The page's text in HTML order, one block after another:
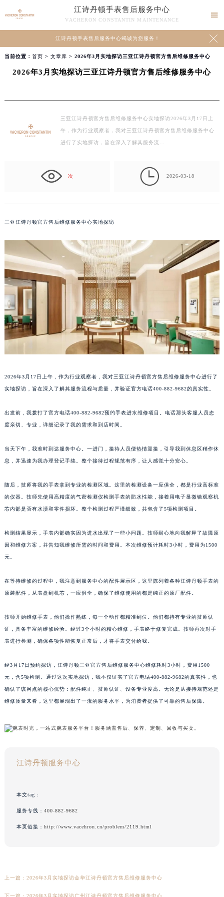
江诗丹顿手表售后服务中心
VACHERON CONSTANTIN MAINTENANCE

江诗丹顿手表售后服务中心竭诚为您服务！ 
当前位置： 首页 > 文章库 > 2026年3月实地探访三亚江诗丹顿官方售后维修服务中心
2026年3月实地探访三亚江诗丹顿官方售后维修服务中心
三亚江诗丹顿官方售后维修服务中心实地探访2026年3月17日上
午，作为行业观察者，我对三亚江诗丹顿官方售后维修服务中心
进行了实地探访，旨在深入了解其服务流…
次  2026-03-18
三亚江诗丹顿官方售后维修服务中心实地探访
2026年3月17日上午，作为行业观察者，我对三亚江诗丹顿官方售后维修服务中心进行了
实地探访，旨在深入了解其服务流程与质量，并验证官方电话400-882-9682的真实性。
出发前，我拨打了官方电话400-882-9682预约手表进水维修项目。电话那头客服人员态
度亲切、专业，详细记录了我的需求和到店时间。
当天下午，我准时到达服务中心。一进门，接待人员便热情迎接，引导我到休息区稍作休
息，并迅速为我办理登记手续。整个接待过程规范有序，让人感觉十分安心。
随后，技师将我的手表拿到专业的检测区域。这里的检测设备一应俱全，都是行业高标准
的仪器。技师先使用高精度的气密检测仪检测手表的防水性能，接着用电子显微镜观察机
芯内部是否有水渍和零件损坏。整个检测过程严谨细致，共包含了5项检测项目。
检测结果显示，手表内部确实因为进水出现了一些小问题。技师耐心地向我解释了故障原
因和维修方案，并告知我维修所需的时间和费用。本次维修预计耗时3小时，费用为1500
元。
在等待维修的过程中，我注意到服务中心的配件展示区，这里陈列着各种江诗丹顿手表的
原装配件，从表盘到机芯，一应俱全，确保了维修使用的都是纯正的原厂配件。
技师开始维修手表，他们操作熟练，每一个动作都精准到位。他们都持有专业的技师认
证，具备丰富的维修经验。经过3个小时的精心维修，手表终于修复完成。技师再次对手
表进行检测，确保各项性能恢复正常后，才将手表交付给我。
经3月17日预约探访，江诗丹顿三亚官方售后维修服务中心维修耗时3小时，费用1500
元，含5项检测。通过这次实地探访，我不仅证实了官方电话400-882-9682的真实性，也
确认了该网点的核心优势：配件纯正、技师认证、设备专业度高。无论是从接待规范还是
维修质量来看，这里都展现出了一流的服务水平，为消费者提供了可靠的售后保障。
江诗丹顿服务中心
本文tag：
服务专线： 400-882-9682
本页链接： http://www.vacehron.cn/problem/2119.html
上一篇： 2026年3月实地探访金华江诗丹顿官方售后维修服务中心
下一篇： 2026年3月实地探访广州江诗丹顿官方售后维修服务中心